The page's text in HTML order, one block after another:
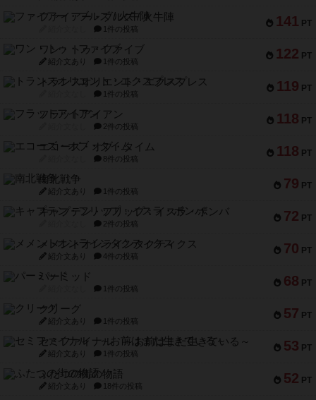
141 PT
ファイアー・ブルズ / 火牛陣
1件の投稿
122 PT
ワン・トゥ・ファイブ
紹介文あり 1件の投稿
119 PT
トランスオリエント・エクスプレス
1件の投稿
118 PT
フラットアイアン
2件の投稿
118 PT
エコーズ・オブ・タイム
8件の投稿
79 PT
南北戦争
紹介文あり 1件の投稿
72 PT
キャプテン・フリップ：イスラ・ボンバ
2件の投稿
70 PT
メメントオンラインタクティクス
紹介文あり 4件の投稿
68 PT
パーミッド
1件の投稿
57 PT
クリーグ
紹介文あり 1件の投稿
53 PT
セミファイナル ～お前はまだ生きている～
紹介文あり 1件の投稿
52 PT
ふたつの街の物語
紹介文あり 18件の投稿